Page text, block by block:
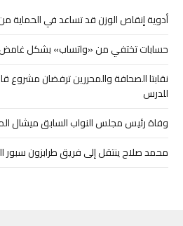
أدوية إنقاص الوزن قد تساعد في
حسابات تختفي من «واتساب» بشكل
نقابتا الصحافة والمحررين ترفضان مشروع
للدرس
وفاة رئيس مجلس النواب السابق ميشال
محمد صلاح ينتقل إلى فريق طرابزون سبور التركي ب 17